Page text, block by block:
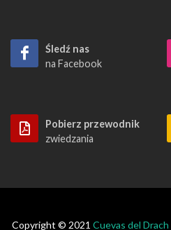
Śledź nas
na Facebook
Pobierz przewodnik
zwiedzania
Copyright © 2021 Cuevas del Drach